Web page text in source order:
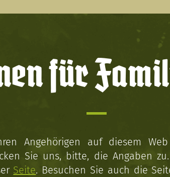
für
Angehörigen auf diesem
Sie uns, bitte, die Angaben
Seite. Besuchen Sie auch die